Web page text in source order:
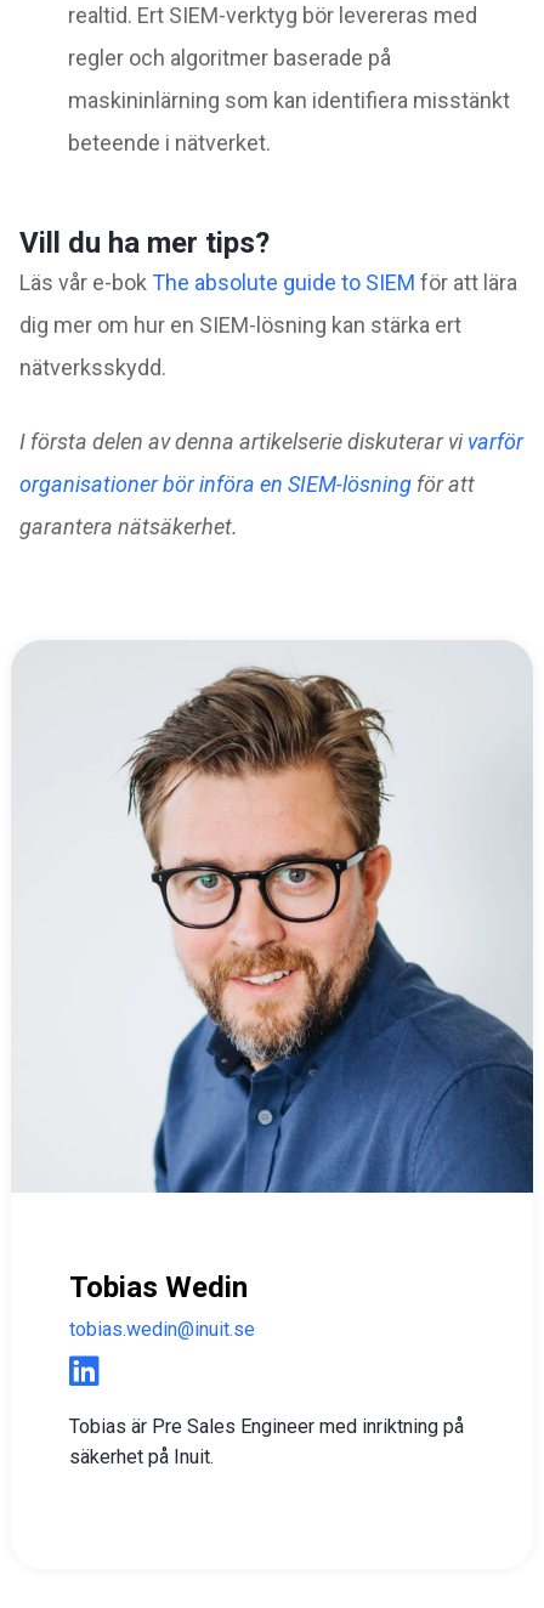
realtid. Ert SIEM-verktyg bör levereras med
regler och algoritmer baserade på
maskininlärning som kan identifiera misstänkt
beteende i nätverket.
Vill du ha mer tips?
Läs vår e-bok The absolute guide to SIEM för att lära
dig mer om hur en SIEM-lösning kan stärka ert
nätverksskydd.
I första delen av denna artikelserie diskuterar vi varför
organisationer bör införa en SIEM-lösning för att
garantera nätsäkerhet.
Tobias Wedin
tobias.wedin@inuit.se
Tobias är Pre Sales Engineer med inriktning på
säkerhet på Inuit.